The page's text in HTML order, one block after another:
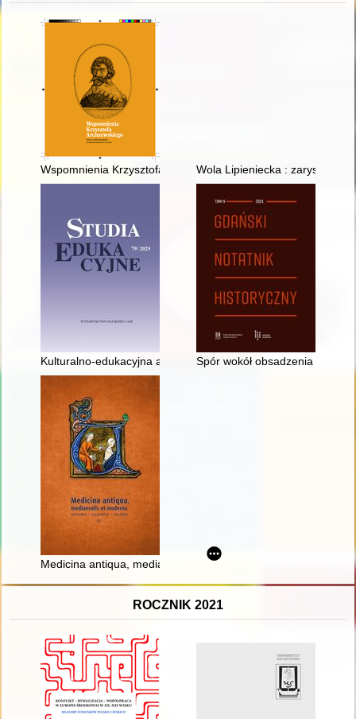
Wspomnienia Krzysztofa Arciszewskiego : Polak w służbie
Wola Lipieniecka : zarys
Kulturalno-edukacyjna aktywność środowisk polonijnych w
Spór wokół obsadzenia
Medicina antiqua, mediaevalis et moderna : historia - filozofia
ROCZNIK 2021